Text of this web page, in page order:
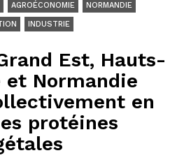
AGROÉCONOMIE NORMANDIE
INDUSTRIE
Est, Hauts-
et Normandie
en
protéines